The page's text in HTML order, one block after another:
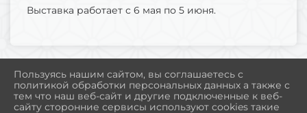
Выставка работает с 6 мая по 5 июня.
2026 Г. MUSEUM-POLAR.RU
ВХОД
КАРТА САЙТА
Пользуясь нашим сайтом, вы соглашаетесь с
политикой обработки персональных данных а также с
тем что наш веб-сайт и другие подключенные к веб-
сайту сторонние сервисы используют cookies такие